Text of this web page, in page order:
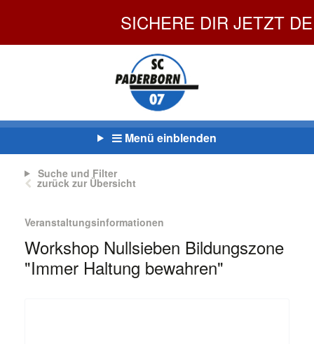
Menü einblenden
Suche und Filter
zurück zur Übersicht
Veranstaltungsinformationen
Workshop Nullsieben Bildungszone
"Immer Haltung bewahren"
SICHERE DIR JETZT